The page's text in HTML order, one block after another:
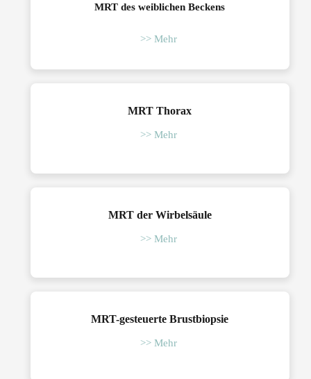
MRT des weiblichen Beckens
>> Mehr
MRT Thorax
>> Mehr
MRT der Wirbelsäule
>> Mehr
MRT-gesteuerte Brustbiopsie
>> Mehr